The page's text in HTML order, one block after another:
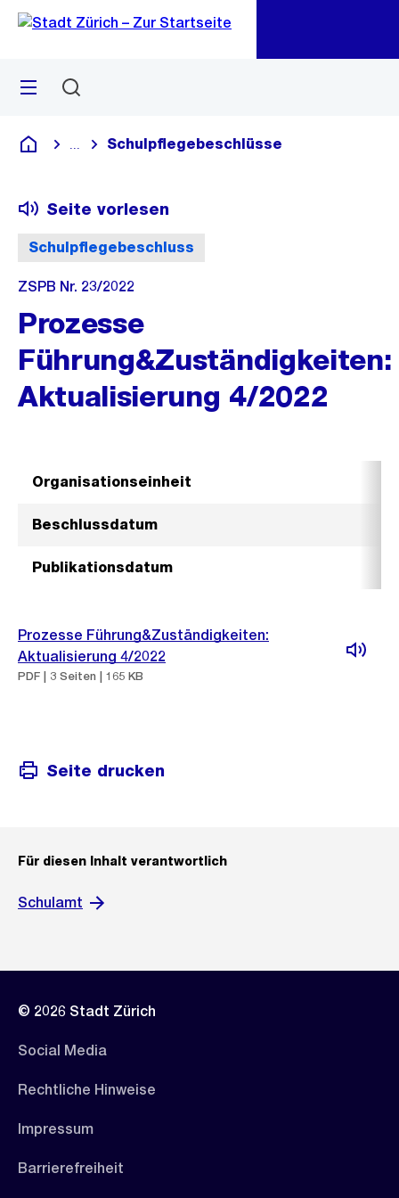
Navigation
Sprunglink
Menü
Deutsch
Blende alle Breadcrumbs ein
Schulpflegebeschlüsse
Schulpflegebeschluss
Seite vorlesen
ZSPB Nr. 23/2022
Prozesse
Führung&Zuständigkeiten:
Aktualisierung 4/2022
Organisationseinheit
Beschlussdatum
Publikationsdatum
Prozesse Führung&Zuständigkeiten:
Aktualisierung 4/2022
PDF | 3 Seiten | 165 KB
Seite drucken
Für diesen Inhalt verantwortlich
Schulamt
© 2026 Stadt Zürich
Social Media
Rechtliche Hinweise
Impressum
Barrierefreiheit